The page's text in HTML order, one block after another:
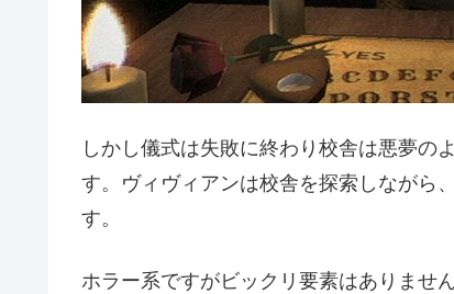
しかし儀式は失敗に終わり校舎は悪夢の
す。ヴィヴィアンは校舎を探索しながら
す。
ホラー系ですがビックリ要素はありませ